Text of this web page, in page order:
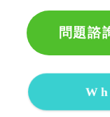
問題諮